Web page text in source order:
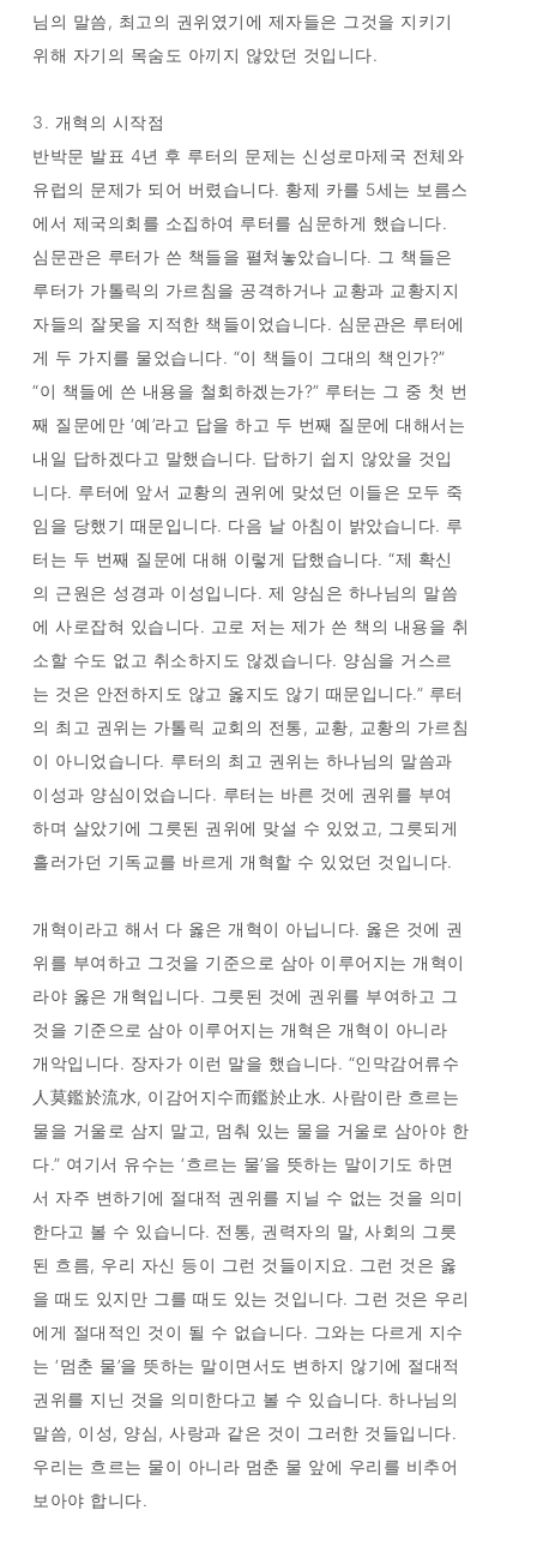
님의 말씀, 최고의 권위였기에 제자들은 그것을 지키기
위해 자기의 목숨도 아끼지 않았던 것입니다.
3. 개혁의 시작점
반박문 발표 4년 후 루터의 문제는 신성로마제국 전체와
유럽의 문제가 되어 버렸습니다. 황제 카를 5세는 보름스
에서 제국의회를 소집하여 루터를 심문하게 했습니다.
심문관은 루터가 쓴 책들을 펼쳐놓았습니다. 그 책들은
루터가 가톨릭의 가르침을 공격하거나 교황과 교황지지
자들의 잘못을 지적한 책들이었습니다. 심문관은 루터에
게 두 가지를 물었습니다. “이 책들이 그대의 책인가?”
“이 책들에 쓴 내용을 철회하겠는가?” 루터는 그 중 첫 번
째 질문에만 ‘예’라고 답을 하고 두 번째 질문에 대해서는
내일 답하겠다고 말했습니다. 답하기 쉽지 않았을 것입
니다. 루터에 앞서 교황의 권위에 맞섰던 이들은 모두 죽
임을 당했기 때문입니다. 다음 날 아침이 밝았습니다. 루
터는 두 번째 질문에 대해 이렇게 답했습니다. “제 확신
의 근원은 성경과 이성입니다. 제 양심은 하나님의 말씀
에 사로잡혀 있습니다. 고로 저는 제가 쓴 책의 내용을 취
소할 수도 없고 취소하지도 않겠습니다. 양심을 거스르
는 것은 안전하지도 않고 옳지도 않기 때문입니다.” 루터
의 최고 권위는 가톨릭 교회의 전통, 교황, 교황의 가르침
이 아니었습니다. 루터의 최고 권위는 하나님의 말씀과
이성과 양심이었습니다. 루터는 바른 것에 권위를 부여
하며 살았기에 그릇된 권위에 맞설 수 있었고, 그릇되게
흘러가던 기독교를 바르게 개혁할 수 있었던 것입니다.
개혁이라고 해서 다 옳은 개혁이 아닙니다. 옳은 것에 권
위를 부여하고 그것을 기준으로 삼아 이루어지는 개혁이
라야 옳은 개혁입니다. 그릇된 것에 권위를 부여하고 그
것을 기준으로 삼아 이루어지는 개혁은 개혁이 아니라
개악입니다. 장자가 이런 말을 했습니다. “인막감어류수
人莫鑑於流水, 이감어지수而鑑於止水. 사람이란 흐르는
물을 거울로 삼지 말고, 멈춰 있는 물을 거울로 삼아야 한
다.” 여기서 유수는 ‘흐르는 물’을 뜻하는 말이기도 하면
서 자주 변하기에 절대적 권위를 지닐 수 없는 것을 의미
한다고 볼 수 있습니다. 전통, 권력자의 말, 사회의 그릇
된 흐름, 우리 자신 등이 그런 것들이지요. 그런 것은 옳
을 때도 있지만 그를 때도 있는 것입니다. 그런 것은 우리
에게 절대적인 것이 될 수 없습니다. 그와는 다르게 지수
는 ‘멈춘 물’을 뜻하는 말이면서도 변하지 않기에 절대적
권위를 지닌 것을 의미한다고 볼 수 있습니다. 하나님의
말씀, 이성, 양심, 사랑과 같은 것이 그러한 것들입니다.
우리는 흐르는 물이 아니라 멈춘 물 앞에 우리를 비추어
보아야 합니다.